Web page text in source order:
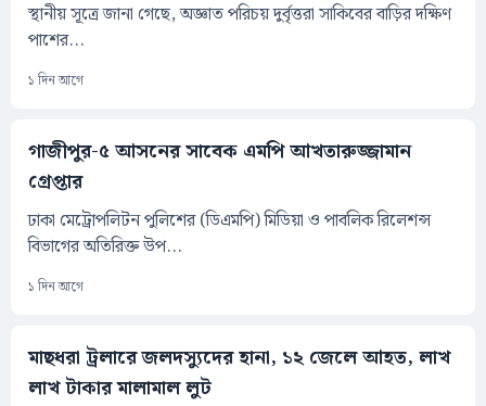
স্থানীয় সূত্রে জানা গেছে, অজ্ঞাত পরিচয় দুর্বৃত্তরা সাকিবের বাড়ির দক্ষিণ
পাশের...
১ দিন আগে
গাজীপুর-৫ আসনের সাবেক এমপি আখতারুজ্জামান
গ্রেপ্তার
ঢাকা মেট্রোপলিটন পুলিশের (ডিএমপি) মিডিয়া ও পাবলিক রিলেশন্স
বিভাগের অতিরিক্ত উপ...
১ দিন আগে
মাছধরা ট্রলারে জলদস্যুদের হানা, ১২ জেলে আহত, লাখ
লাখ টাকার মালামাল লুট